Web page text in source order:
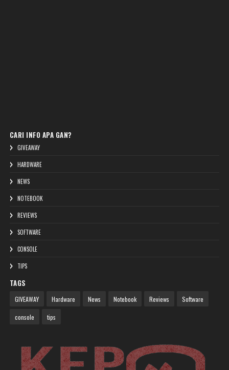
CARI INFO APA GAN?
GIVEAWAY
HARDWARE
NEWS
NOTEBOOK
REVIEWS
SOFTWARE
CONSOLE
TIPS
TAGS
GIVEAWAY Hardware News Notebook Reviews Software
console tips